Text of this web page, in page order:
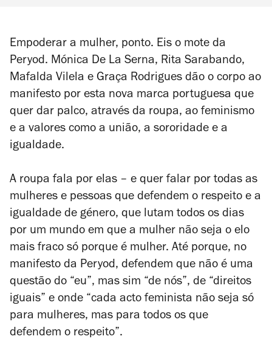
Empoderar a mulher, ponto. Eis o mote da
Peryod. Mónica De La Serna, Rita Sarabando,
Mafalda Vilela e Graça Rodrigues dão o corpo ao
manifesto por esta nova marca portuguesa que
quer dar palco, através da roupa, ao feminismo
e a valores como a união, a sororidade e a
igualdade.
A roupa fala por elas – e quer falar por todas as
mulheres e pessoas que defendem o respeito e a
igualdade de género, que lutam todos os dias
por um mundo em que a mulher não seja o elo
mais fraco só porque é mulher. Até porque, no
manifesto da Peryod, defendem que não é uma
questão do “eu”, mas sim “de nós”, de “direitos
iguais” e onde “cada acto feminista não seja só
para mulheres, mas para todos os que
defendem o respeito”.